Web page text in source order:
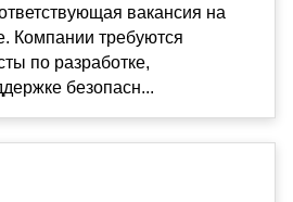
вакансия на
Компании требуются
по разработке,
безопасн...